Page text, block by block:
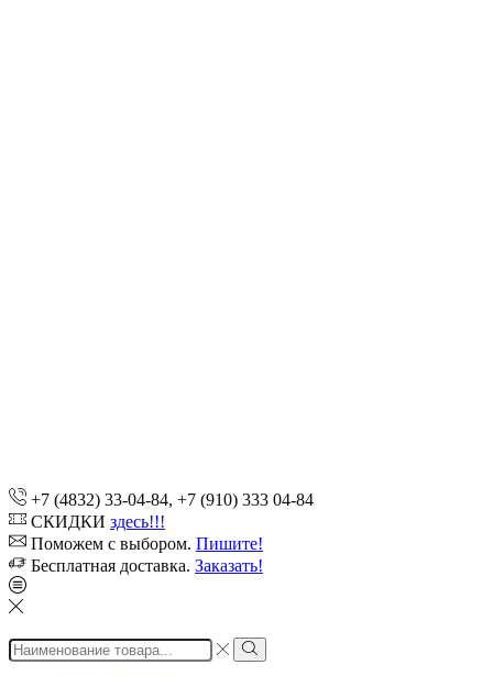
+7 (4832) 33-04-84, +7 (910) 333 04-84
СКИДКИ здесь!!!
Поможем с выбором. Пишите!
Бесплатная доставка. Заказать!
Search
input